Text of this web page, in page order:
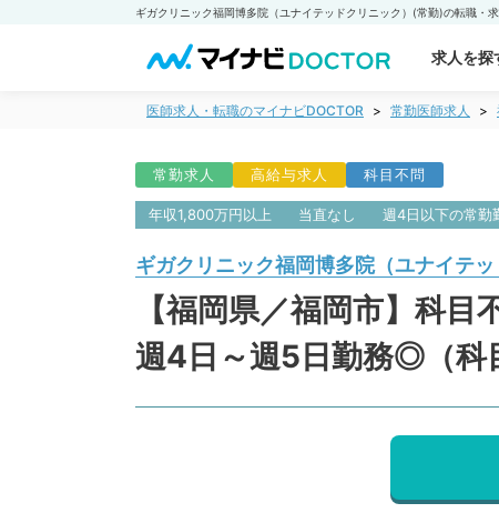
求人を探
医師求人・転職のマイナビDOCTOR 常勤医師求人
常勤求人 高給与求人 科目不問
年収1,800万円以上 当直なし 週4日以下の常勤
ギガクリニック福岡博多院（ユナイテッ
【福岡県／福岡市】科
週4日～週5日勤務◎（科